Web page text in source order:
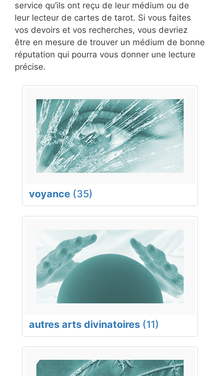
service qu’ils ont reçu de leur médium ou de
leur lecteur de cartes de tarot. Si vous faites
vos devoirs et vos recherches, vous devriez
être en mesure de trouver un médium de bonne
réputation qui pourra vous donner une lecture
précise.
voyance (35)
autres arts divinatoires (11)